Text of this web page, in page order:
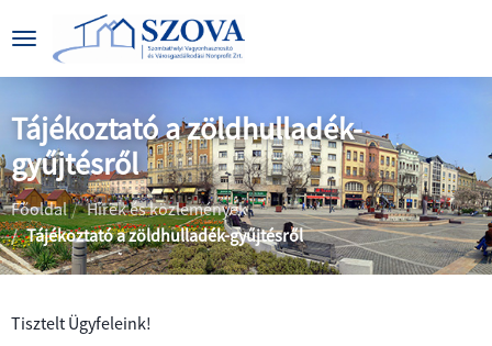
Tájékoztató a zöldhulladék-
gyűjtésről
Főoldal| Hírek és közlemények|
Tájékoztató a zöldhulladék-gyűjtésről
Tisztelt Ügyfeleink!